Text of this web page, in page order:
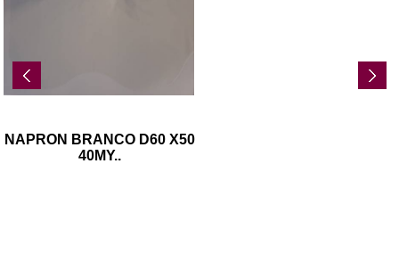
NAPRON BRANCO D60 X50
40MY..